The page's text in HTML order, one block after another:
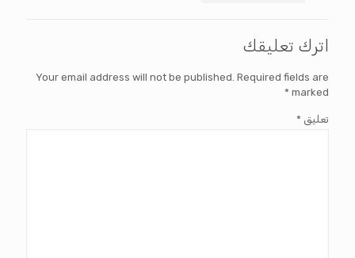
اترك تعليقك
Your email address will not be published. Required fields are
marked
*
تعليق *